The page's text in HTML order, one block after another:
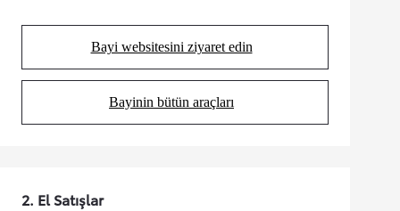
Bayi websitesini ziyaret edin
(Opens in new tab)
Bayinin bütün araçları
(Opens in new tab)
2. El Satışlar